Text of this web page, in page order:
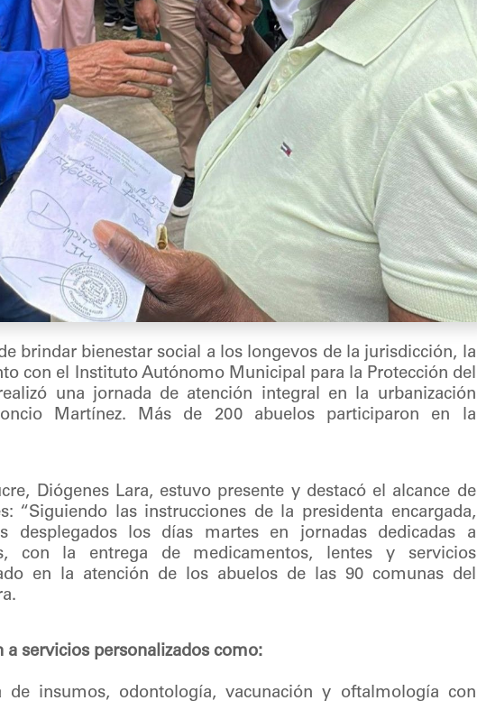
brindar bienestar social a los longevos de la jurisdicción, la
con el Instituto Autónomo Municipal para la Protección del
una jornada de atención integral en la urbanización
Martínez. Más de 200 abuelos participaron en la
Diógenes Lara, estuvo presente y destacó el alcance de
“Siguiendo las instrucciones de la presidenta encargada,
desplegados los días martes en jornadas dedicadas a
con la entrega de medicamentos, lentes y servicios
en la atención de los abuelos de las 90 comunas del
a servicios personalizados como:
de insumos, odontología, vacunación y oftalmología con